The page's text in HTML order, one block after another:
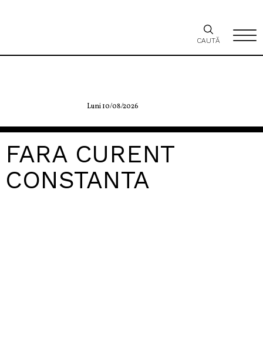
Luni 10/08/2026
CAUTĂ
FARA CURENT
CONSTANTA